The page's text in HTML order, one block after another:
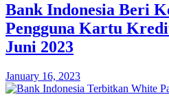
Bank Indonesia Beri
Pengguna Kartu
Juni 2023
January 16, 2023